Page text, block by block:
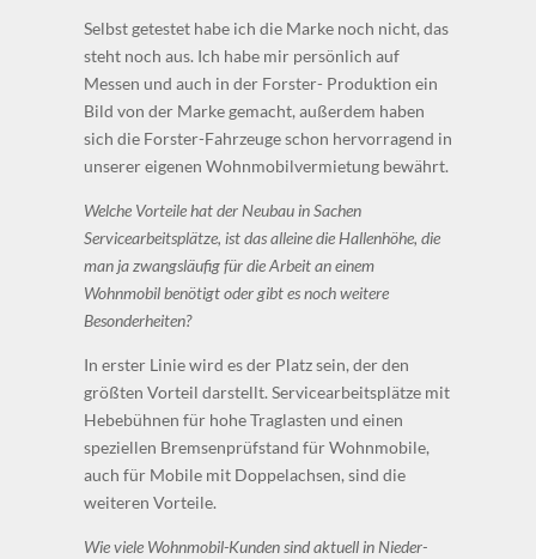
Selbst getestet habe ich die Marke noch nicht, das
steht noch aus. Ich habe mir persönlich auf
Messen und auch in der Forster- Produktion ein
Bild von der Marke gemacht, außerdem haben
sich die Forster-Fahrzeuge schon hervorragend in
unserer eigenen Wohnmobilvermietung bewährt.
Welche Vorteile hat der Neubau in Sachen
Servicearbeitsplätze, ist das alleine die Hallenhöhe, die
man ja zwangsläufig für die Arbeit an einem
Wohnmobil benötigt oder gibt es noch weitere
Besonderheiten?
In erster Linie wird es der Platz sein, der den
größten Vorteil darstellt. Servicearbeitsplätze mit
Hebebühnen für hohe Traglasten und einen
speziellen Bremsenprüfstand für Wohnmobile,
auch für Mobile mit Doppelachsen, sind die
weiteren Vorteile.
Wie viele Wohnmobil-Kunden sind aktuell in Nieder-